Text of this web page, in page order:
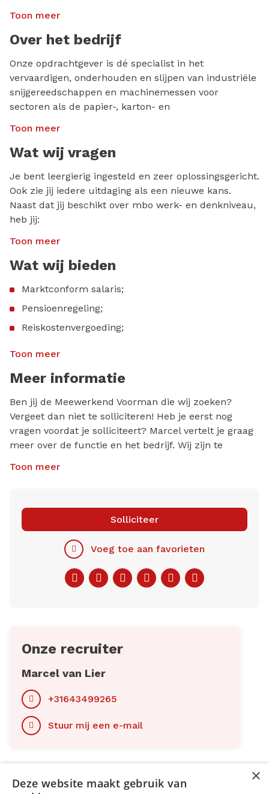
Toon meer
Over het bedrijf
Onze opdrachtgever is dé specialist in het
vervaardigen, onderhouden en slijpen van industriële
snijgereedschappen en machinemessen voor
sectoren als de papier-, karton- en
gepatenteerde technieken, zoals speciale radius-
slijpmethodes, zorgen zij ervoor dat machines
efficiënter werken en materiaalverlies en stofvorming
tot een minimum worden beperkt. Naast het leveren
van messen en zagen staat het bedrijf bekend om
haar grondige slijpservice, waarmee ze complete
bedrijfsprocessen voor hun industriële klanten
optimaliseren.
Toon meer
Wat wij vragen
Je bent leergierig ingesteld en zeer oplossingsgericht.
Ook zie jij iedere uitdaging als een nieuwe kans.
Naast dat jij beschikt over mbo werk- en denkniveau,
heb jij:
Verantwoordelijkheidsgevoel en ben jij flexibel;
Goede sociale- en communicatieve vaardigheden
in de Nederlandse taal;
Een achtergrond in de
metaalindustrie/machinerevisie en heb jij ervaring
met CNC;
Hands-on mentaliteit en ben jij stressbestendig;
Vind jij het leuk en uitdagend om het maximale te
vindingrijk/innovatief?
Toon meer
Wat wij bieden
Marktconform salaris;
Pensioenregeling;
Reiskostenvergoeding;
Opleidingsbudget voor verdere ontwikkeling;
Gezellige uitjes en borrels om het teamgevoel te
versterken.
Toon meer
Meer informatie
Ben jij de Meewerkend Voorman die wij zoeken?
Vergeet dan niet te solliciteren! Heb je eerst nog
vragen voordat je solliciteert? Marcel vertelt je graag
meer over de functie en het bedrijf. Wij zijn te
jobs@redrecruitment.nl
sollicitatieprocedure.
Toon meer
Facebook
TwitterLinkedInPinterestWhatsApp
Solliciteer
Voeg toe aan favorieten
Onze recruiter
Marcel van Lier
+31643499265
Stuur mij een e-mail
×
Deze website maakt gebruik van